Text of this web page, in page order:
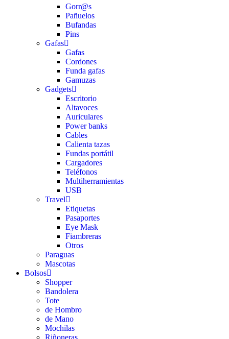
Gorr@s
Pañuelos
Bufandas
Pins
Gafas
Gafas
Cordones
Funda gafas
Gamuzas
Gadgets
Escritorio
Altavoces
Auriculares
Power banks
Cables
Calienta tazas
Fundas portátil
Cargadores
Teléfonos
Multiherramientas
USB
Travel
Etiquetas
Pasaportes
Eye Mask
Fiambreras
Otros
Paraguas
Mascotas
Bolsos
Shopper
Bandolera
Tote
de Hombro
de Mano
Mochilas
Riñoneras